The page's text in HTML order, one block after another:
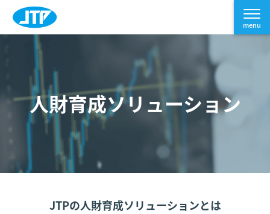
人財育成ソリューション
JTPの人財育成ソリューションとは